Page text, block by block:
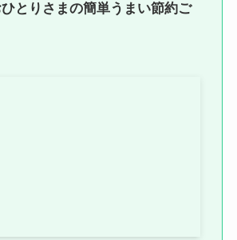
とりさまの簡単うまい節約ご